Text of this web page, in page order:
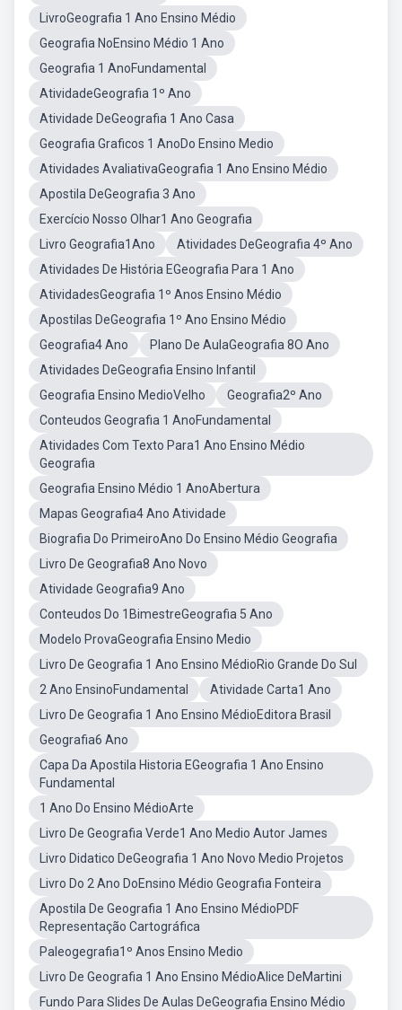
LivroGeografia 1 Ano Ensino Médio
Geografia NoEnsino Médio 1 Ano
Geografia 1 AnoFundamental
AtividadeGeografia 1º Ano
Atividade DeGeografia 1 Ano Casa
Geografia Graficos 1 AnoDo Ensino Medio
Atividades AvaliativaGeografia 1 Ano Ensino Médio
Apostila DeGeografia 3 Ano
Exercício Nosso Olhar1 Ano Geografia
Livro Geografia1Ano
Atividades DeGeografia 4º Ano
Atividades De História EGeografia Para 1 Ano
AtividadesGeografia 1º Anos Ensino Médio
Apostilas DeGeografia 1º Ano Ensino Médio
Geografia4 Ano
Plano De AulaGeografia 8O Ano
Atividades DeGeografia Ensino Infantil
Geografia Ensino MedioVelho
Geografia2º Ano
Conteudos Geografia 1 AnoFundamental
Atividades Com Texto Para1 Ano Ensino Médio
Geografia
Geografia Ensino Médio 1 AnoAbertura
Mapas Geografia4 Ano Atividade
Biografia Do PrimeiroAno Do Ensino Médio Geografia
Livro De Geografia8 Ano Novo
Atividade Geografia9 Ano
Conteudos Do 1BimestreGeografia 5 Ano
Modelo ProvaGeografia Ensino Medio
Livro De Geografia 1 Ano Ensino MédioRio Grande Do Sul
2 Ano EnsinoFundamental
Atividade Carta1 Ano
Livro De Geografia 1 Ano Ensino MédioEditora Brasil
Geografia6 Ano
Capa Da Apostila Historia EGeografia 1 Ano Ensino
Fundamental
1 Ano Do Ensino MédioArte
Livro De Geografia Verde1 Ano Medio Autor James
Livro Didatico DeGeografia 1 Ano Novo Medio Projetos
Livro Do 2 Ano DoEnsino Médio Geografia Fonteira
Apostila De Geografia 1 Ano Ensino MédioPDF
Representação Cartográfica
Paleogegrafia1º Anos Ensino Medio
Livro De Geografia 1 Ano Ensino MédioAlice DeMartini
Fundo Para Slides De Aulas DeGeografia Ensino Médio